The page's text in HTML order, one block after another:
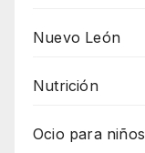
Nuevo León
Nutrición
Ocio para niños